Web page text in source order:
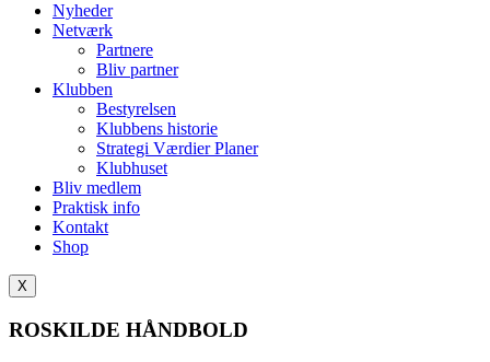
Nyheder
Netværk
Partnere
Bliv partner
Klubben
Bestyrelsen
Klubbens historie
Strategi Værdier Planer
Klubhuset
Bliv medlem
Praktisk info
Kontakt
Shop
X
ROSKILDE HÅNDBOLD